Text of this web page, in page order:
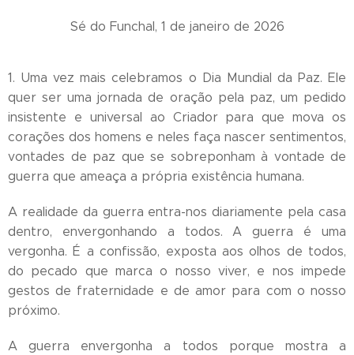
Sé do Funchal, 1 de janeiro de 2026
1. Uma vez mais celebramos o Dia Mundial da Paz. Ele
quer ser uma jornada de oração pela paz, um pedido
insistente e universal ao Criador para que mova os
corações dos homens e neles faça nascer sentimentos,
vontades de paz que se sobreponham à vontade de
guerra que ameaça a própria existência humana.
A realidade da guerra entra-nos diariamente pela casa
dentro, envergonhando a todos. A guerra é uma
vergonha. É a confissão, exposta aos olhos de todos,
do pecado que marca o nosso viver, e nos impede
gestos de fraternidade e de amor para com o nosso
próximo.
A guerra envergonha a todos porque mostra a